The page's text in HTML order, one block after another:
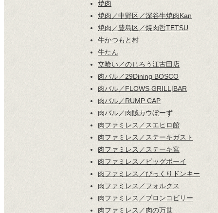
焼肉
焼肉／中野区／深谷牛焼肉Kan
焼肉／豊島区／焼肉哲TETSU
牛かつもと村
牛たん
立喰い／のじろう江古田店
肉バル／29Dining BOSCO
肉バル／FLOWS GRILL|BAR
肉バル／RUMP CAP
肉バル／肉賊カウぼーず
肉ファミレス／スエヒロ館
肉ファミレス／ステーキガスト
肉ファミレス／ステーキ宮
肉ファミレス／ビッグボーイ
肉ファミレス／びっくりドンキー
肉ファミレス／フォルクス
肉ファミレス／ブロンコビリー
肉ファミレス／肉の万世